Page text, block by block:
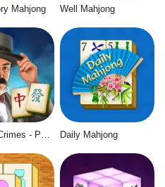
Mahjong Well Mahjong
Daily Mahjong